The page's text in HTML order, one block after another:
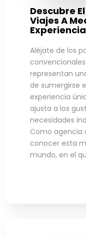
Descubre
Viajes A
Aléjate de los
representan
de sumergirse
experiencia
ajusta a los
necesidades
Como agencia
conocer esta
mundo, en el